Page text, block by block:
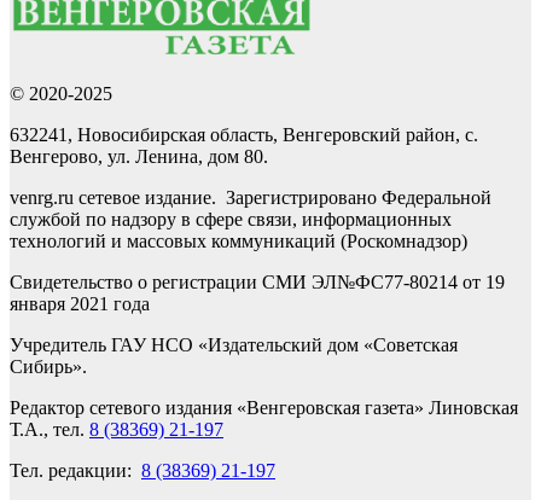
© 2020-2025
632241, Новосибирская область, Венгеровский район, с.
Венгерово, ул. Ленина, дом 80.
venrg.ru сетевое издание. Зарегистрировано Федеральной
службой по надзору в сфере связи, информационных
технологий и массовых коммуникаций (Роскомнадзор)
Свидетельство о регистрации СМИ ЭЛ№ФС77-80214 от 19
января 2021 года
Учредитель ГАУ НСО «Издательский дом «Советская
Сибирь».
Редактор сетевого издания «Венгеровская газета» Линовская
Т.А., тел. 8 (38369) 21-197
Тел. редакции: 8 (38369) 21-197